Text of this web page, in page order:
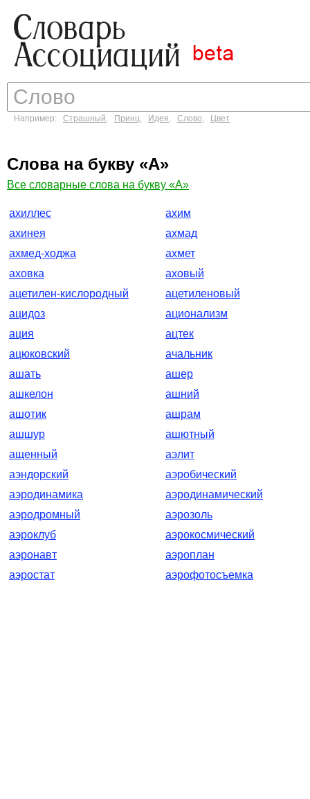
Например: Страшный, Принц, Идея, Слово, Цвет
Слова на букву «А»
Все словарные слова на букву «А»
ахиллес
ахим
ахинея
ахмад
ахмед-ходжа
ахмет
аховка
аховый
ацетилен-кислородный
ацетиленовый
ацидоз
ационализм
ация
ацтек
ацюковский
ачальник
ашать
ашер
ашкелон
ашний
ашотик
ашрам
ашшур
ашютный
ащенный
аэлит
аэндорский
аэробический
аэродинамика
аэродинамический
аэродромный
аэрозоль
аэроклуб
аэрокосмический
аэронавт
аэроплан
аэростат
аэрофотосъемка